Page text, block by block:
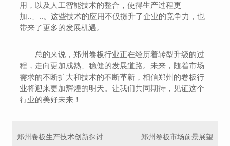
用，以及人工智能技术的整合，使得生产过程更
加..、..。这些技术的应用不仅提升了企业的竞争力，也
带来了更多的发展机遇。
总的来说，郑州卷板行业正在经历着转型升级的过
程，走向更加成熟、稳健的发展道路。未来，随着市场
需求的不断扩大和技术的不断革新，相信郑州的卷板行
业将迎来更加辉煌的明天。让我们共同期待，见证这个
行业的美好未来！
郑州卷板生产技术创新探讨 郑州卷板市场前景展望